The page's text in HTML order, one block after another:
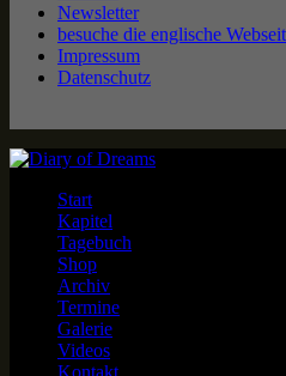
Newsletter
besuche die englische
Impressum
Datenschutz
Start
Kapitel
Tagebuch
Shop
Archiv
Termine
Galerie
Videos
Kontakt